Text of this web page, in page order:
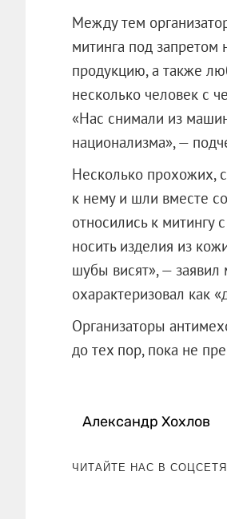
Между тем
митинга под
продукцию, а также
несколько человек с
«Нас снимали из
национализма», —
Несколько прохожих,
к нему и шли вместе
относились к митингу
носить изделия из
шубы висят», —
охарактеризовал как
Организаторы
до тех пор, пока не
Александр Хохлов
ЧИТАЙТЕ НАС В